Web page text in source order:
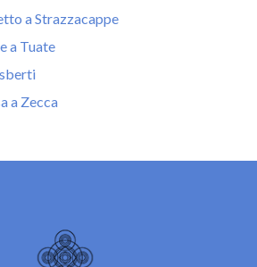
a Strazzacappe
a Tuate
a Zecca